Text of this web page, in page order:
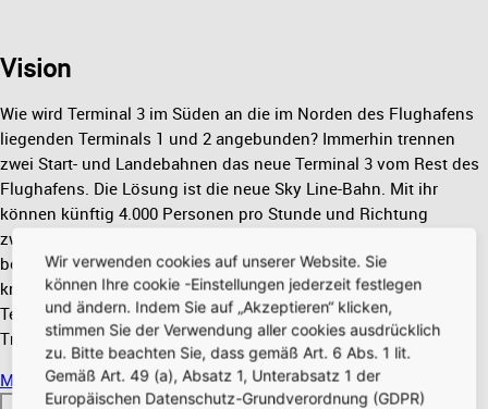
Vision
Wie wird Terminal 3 im Süden an die im Norden des Flughafens
liegenden Terminals 1 und 2 angebunden? Immerhin trennen
zwei Start- und Landebahnen das neue Terminal 3 vom Rest des
Flughafens. Die Lösung ist die neue Sky Line-Bahn. Mit ihr
können künftig 4.000 Personen pro Stunde und Richtung
zwischen den Terminals 1, 2 und 3 verkehren. Die Fahrzeit liegt
bei knapp acht Minuten und die Spitzengeschwindigkeit bei 80
km/h. Die bestehende Sky Line-Bahn fährt weiter zwischen
Terminal 1 und 2. Sie richtet sich zukünftig ausschließlich an
Transitreisende.
Mehr über das neue System
Wir verwenden cookies auf unserer Website. Sie
können Ihre cookie -Einstellungen jederzeit festlegen
und ändern. Indem Sie auf „Akzeptieren“ klicken,
stimmen Sie der Verwendung aller cookies ausdrücklich
zu. Bitte beachten Sie, dass gemäß Art. 6 Abs. 1 lit.
Gemäß Art. 49 (a), Absatz 1, Unterabsatz 1 der
Europäischen Datenschutz-Grundverordnung (GDPR)